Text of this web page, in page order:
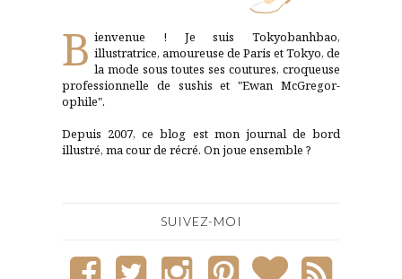
B ienvenue ! Je suis Tokyobanhbao,
illustratrice, amoureuse de Paris et Tokyo, de
la mode sous toutes ses coutures, croqueuse
professionnelle de sushis et "Ewan McGregor-
ophile".
Depuis 2007, ce blog est mon journal de bord
illustré, ma cour de récré. On joue ensemble ?
SUIVEZ-MOI